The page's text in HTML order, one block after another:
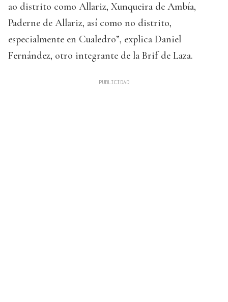
ao distrito como Allariz, Xunqueira de Ambía,
Paderne de Allariz, así como no distrito,
especialmente en Cualedro”, explica Daniel
Fernández, otro integrante de la Brif de Laza.